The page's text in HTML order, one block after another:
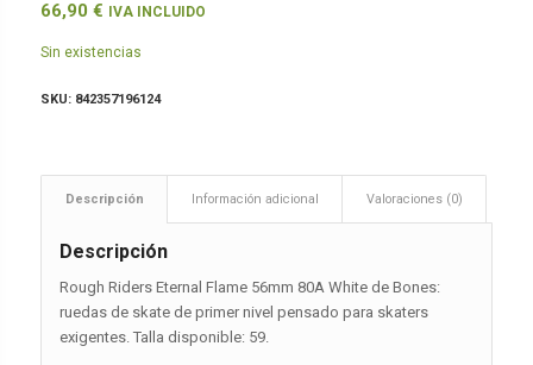
66,90 € IVA INCLUIDO
Sin existencias
SKU: 842357196124
Descripción Información adicional Valoraciones (0)
Descripción
Rough Riders Eternal Flame 56mm 80A White de Bones:
ruedas de skate de primer nivel pensado para skaters
exigentes. Talla disponible: 59.